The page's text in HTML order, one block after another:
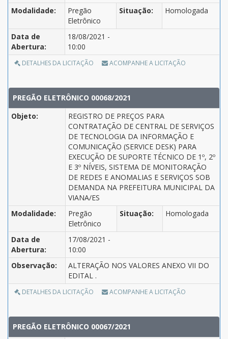
Modalidade:
Pregão
Eletrônico
Situação: Homologada
Data de
Abertura:
18/08/2021 -
10:00
DETALHES DA LICITAÇÃO ACOMPANHE A LICITAÇÃO
PREGÃO ELETRÔNICO 00068/2021
Objeto:
REGISTRO DE PREÇOS PARA
CONTRATAÇÃO DE CENTRAL DE SERVIÇOS
DE TECNOLOGIA DA INFORMAÇÃO E
COMUNICAÇÃO (SERVICE DESK) PARA
EXECUÇÃO DE SUPORTE TÉCNICO DE 1º, 2º
E 3º NÍVEIS, SISTEMA DE MONITORAÇÃO
DE REDES E ANOMALIAS E SERVIÇOS SOB
DEMANDA NA PREFEITURA MUNICIPAL DA
VIANA/ES
Modalidade:
Pregão
Eletrônico
Situação: Homologada
Data de
Abertura:
17/08/2021 -
10:00
Observação:
ALTERAÇÃO NOS VALORES ANEXO VII DO
EDITAL .
DETALHES DA LICITAÇÃO ACOMPANHE A LICITAÇÃO
PREGÃO ELETRÔNICO 00067/2021